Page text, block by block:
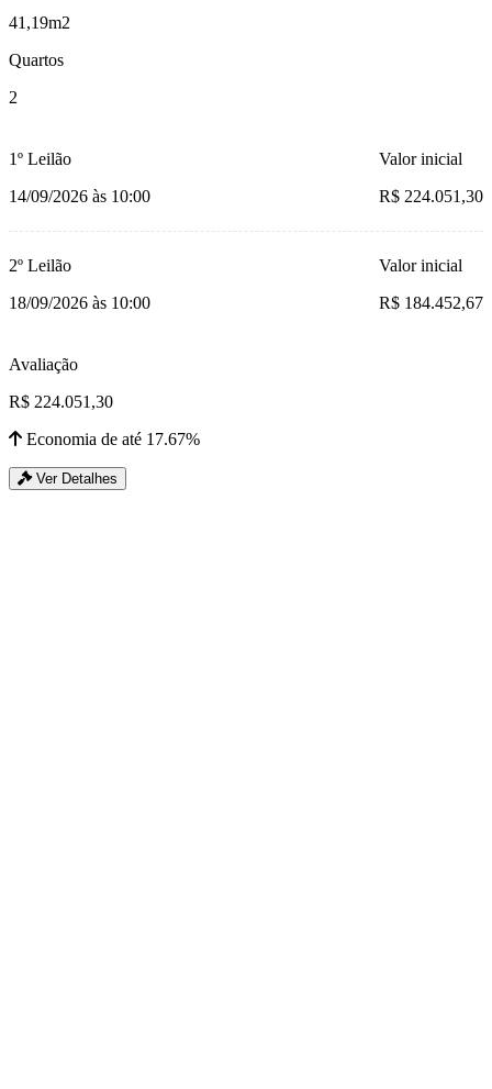
41,19m2
Quartos
2
1º Leilão
14/09/2026 às 10:00
Valor inicial
R$ 224.051,30
2º Leilão
18/09/2026 às 10:00
Valor inicial
R$ 184.452,67
Avaliação
R$ 224.051,30
Economia de até 17.67%
Ver Detalhes